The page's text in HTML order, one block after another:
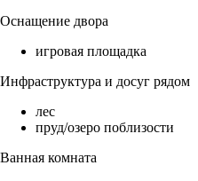
Оснащение двора
игровая площадка
Инфраструктура и досуг рядом
лес
пруд/озеро поблизости
Ванная комната